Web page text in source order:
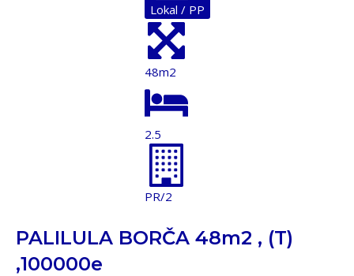
Lokal / PP
48m2
2.5
PR/2
PALILULA BORČA 48m2 , (T)
,100000e